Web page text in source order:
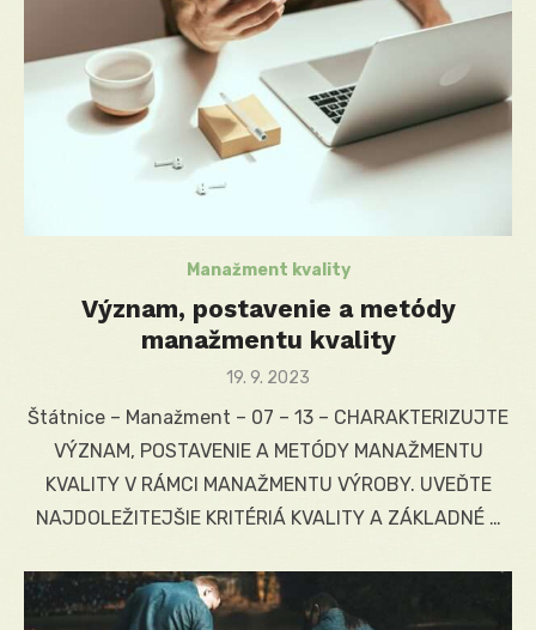
Manažment kvality
Význam, postavenie a metódy
manažmentu kvality
Posted
19. 9. 2023
Štátnice – Manažment – 07 – 13 – CHARAKTERIZUJTE
VÝZNAM, POSTAVENIE A METÓDY MANAŽMENTU
KVALITY V RÁMCI MANAŽMENTU VÝROBY. UVEĎTE
NAJDOLEŽITEJŠIE KRITÉRIÁ KVALITY A ZÁKLADNÉ …